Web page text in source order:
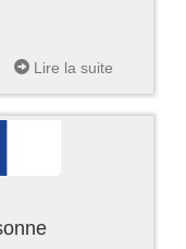
Lire la suite